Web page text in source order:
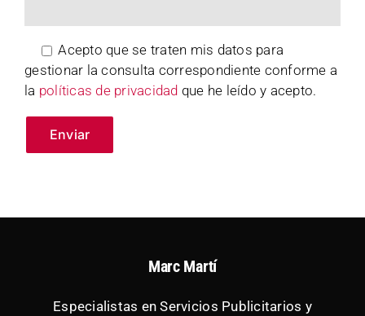
Acepto que se traten mis datos para
gestionar la consulta correspondiente conforme a
la políticas de privacidad que he leído y acepto.
Marc Martí
Especialistas en Servicios Publicitarios y